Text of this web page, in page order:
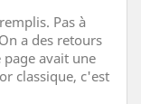
Pas à
a des retours
avait une
classique, c'est